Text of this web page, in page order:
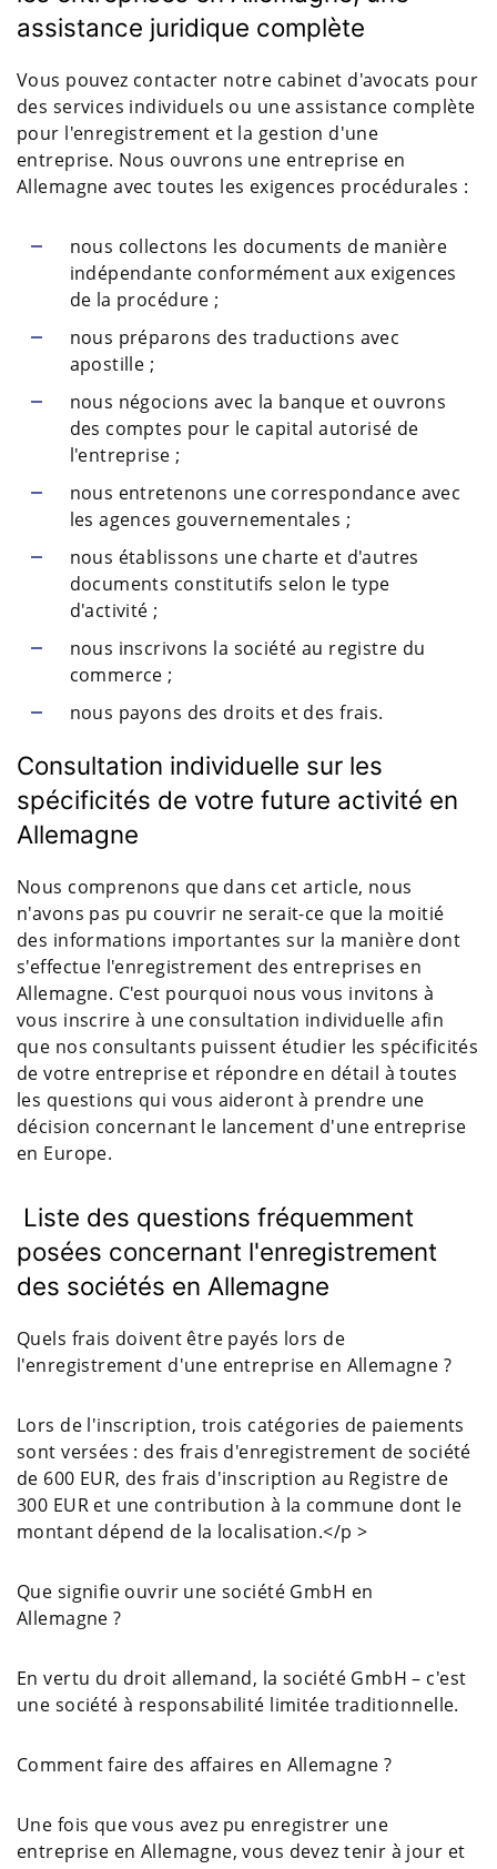
assistance juridique complète
Vous pouvez contacter notre cabinet d'avocats pour
des services individuels ou une assistance complète
pour l'enregistrement et la gestion d'une
entreprise. Nous ouvrons une entreprise en
Allemagne avec toutes les exigences procédurales :
nous collectons les documents de manière
indépendante conformément aux exigences
de la procédure ;
nous préparons des traductions avec
apostille ;
nous négocions avec la banque et ouvrons
des comptes pour le capital autorisé de
l'entreprise ;
nous entretenons une correspondance avec
les agences gouvernementales ;
nous établissons une charte et d'autres
documents constitutifs selon le type
d'activité ;
nous inscrivons la société au registre du
commerce ;
nous payons des droits et des frais.
Consultation individuelle sur les
spécificités de votre future activité en
Allemagne
Nous comprenons que dans cet article, nous
n'avons pas pu couvrir ne serait-ce que la moitié
des informations importantes sur la manière dont
s'effectue l'enregistrement des entreprises en
Allemagne. C'est pourquoi nous vous invitons à
vous inscrire à une consultation individuelle afin
que nos consultants puissent étudier les spécificités
de votre entreprise et répondre en détail à toutes
les questions qui vous aideront à prendre une
décision concernant le lancement d'une entreprise
en Europe.
Liste des questions fréquemment
posées concernant l'enregistrement
des sociétés en Allemagne
Quels frais doivent être payés lors de
l'enregistrement d'une entreprise en Allemagne ?
Lors de l'inscription, trois catégories de paiements
sont versées : des frais d'enregistrement de société
de 600 EUR, des frais d'inscription au Registre de
300 EUR et une contribution à la commune dont le
montant dépend de la localisation.</p >
Que signifie ouvrir une société GmbH en
Allemagne ?
En vertu du droit allemand, la société GmbH – c'est
une société à responsabilité limitée traditionnelle.
Comment faire des affaires en Allemagne ?
Une fois que vous avez pu enregistrer une
entreprise en Allemagne, vous devez tenir à jour et